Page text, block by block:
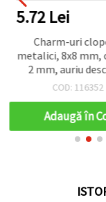
5.72 Lei
Charm-uri
metalici, 8x8 mm,
2 mm, auriu
pachet de 10
COD: 116352
Adaugă în